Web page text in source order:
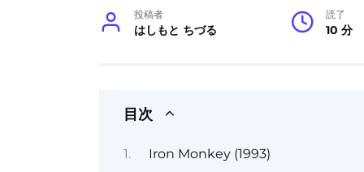
投稿者
はしもと ちづる
読了
10 分
目次
Iron Monkey (1993)